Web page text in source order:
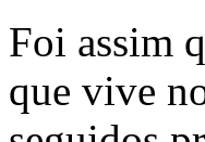
Foi assim
que vive